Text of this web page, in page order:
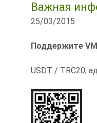
Важная
25/03/2015
Поддержите
USDT / TRC20,